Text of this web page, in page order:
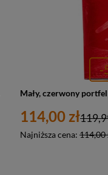
-
114,00 zł
Najniższa cena: 114,00